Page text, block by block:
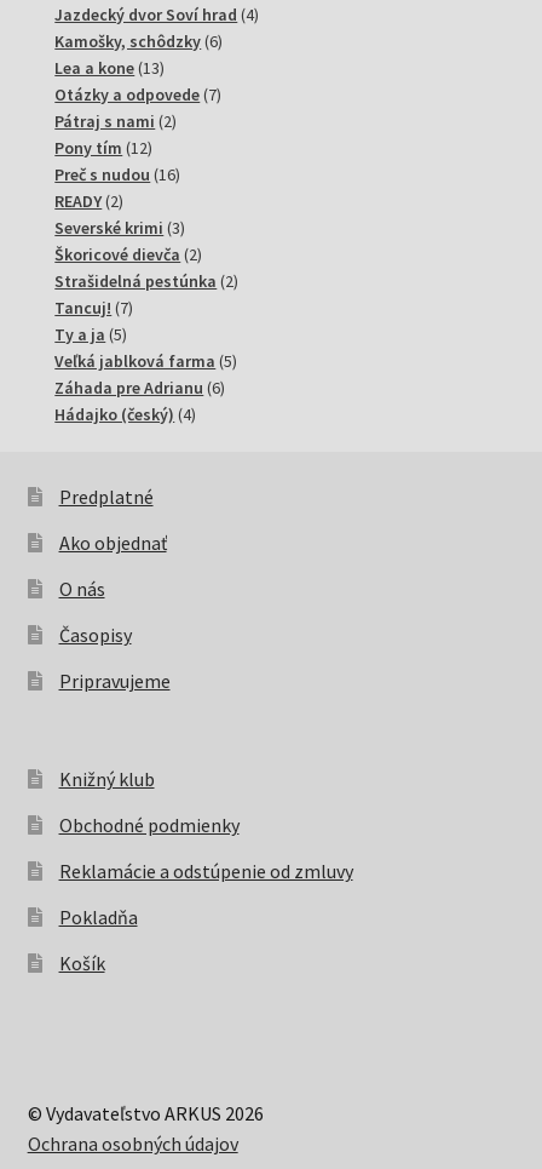
produktov
Jazdecký dvor Soví hrad 44
Kamošky, schôdzky 66
Lea a kone 1313
produktov
Otázky a odpovede 77
Pátraj s nami 22
Pony tím 1212
produktov
Preč s nudou 1616
READY 22
produkty
Severské krimi 33
produkty
Škoricové dievča 22
produkty
Strašidelná pestúnka 22
Tancuj! 77
Ty a ja 55
produktov
Veľká jablková farma 55
Záhada pre Adrianu 66
Hádajko (český) 44
Predplatné
Ako objednať
O nás
Časopisy
Pripravujeme
Knižný klub
Obchodné podmienky
Reklamácie a odstúpenie od zmluvy
Pokladňa
Košík
© Vydavateľstvo ARKUS 2026
Ochrana osobných údajov